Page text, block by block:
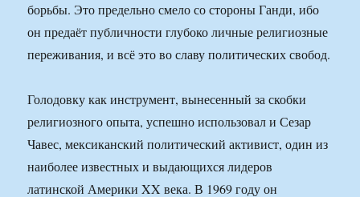
борьбы. Это предельно смело со стороны Ганди, ибо
он предаёт публичности глубоко личные религиозные
переживания, и всё это во славу политических свобод.
Голодовку как инструмент, вынесенный за скобки
религиозного опыта, успешно использовал и Сезар
Чавес, мексиканский политический активист, один из
наиболее известных и выдающихся лидеров
латинской Америки XX века. В 1969 году он